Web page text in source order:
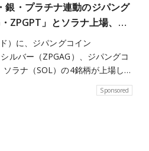
銀・プラチナ連動のジパング
ZPGPT」とソラナ上場、…
）に、ジパングコイン
ルバー（ZPGAG）、ジパングコ
ラナ（SOL）の4銘柄が上場し…
Sponsored